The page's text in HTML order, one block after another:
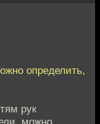
определить,
рук